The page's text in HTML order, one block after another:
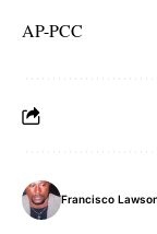
AP-PCC
Francisco